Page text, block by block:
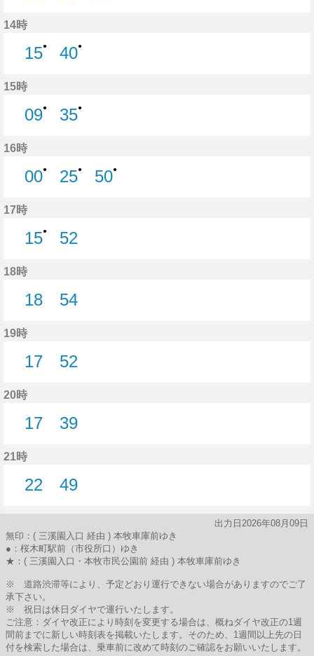
14時
15●
40●
15時
09●
35●
16時
00●
25●
50●
17時
15●
52
18時
18
54
19時
17
52
20時
17
39
21時
22
49
出力日2026年08月09日
無印：( 三溪園入口 経由 ) 本牧車庫前ゆき
●：桜木町駅前（市役所口）ゆき
★：( 三溪園入口・本牧市民公園前 経由 ) 本牧車庫前ゆき
※ 道路渋滞等により、予定どおり運行できない場合がありますのでご了
承下さい。
※ 祝日は休日ダイヤで運行いたします。
ご注意：ダイヤ改正により時刻を変更する場合は、概ねダイヤ改正の1週
間前までに新しい時刻表を掲載いたします。そのため、1週間以上先の日
付を検索した場合は、乗車前に改めて時刻のご確認をお願いいたします。